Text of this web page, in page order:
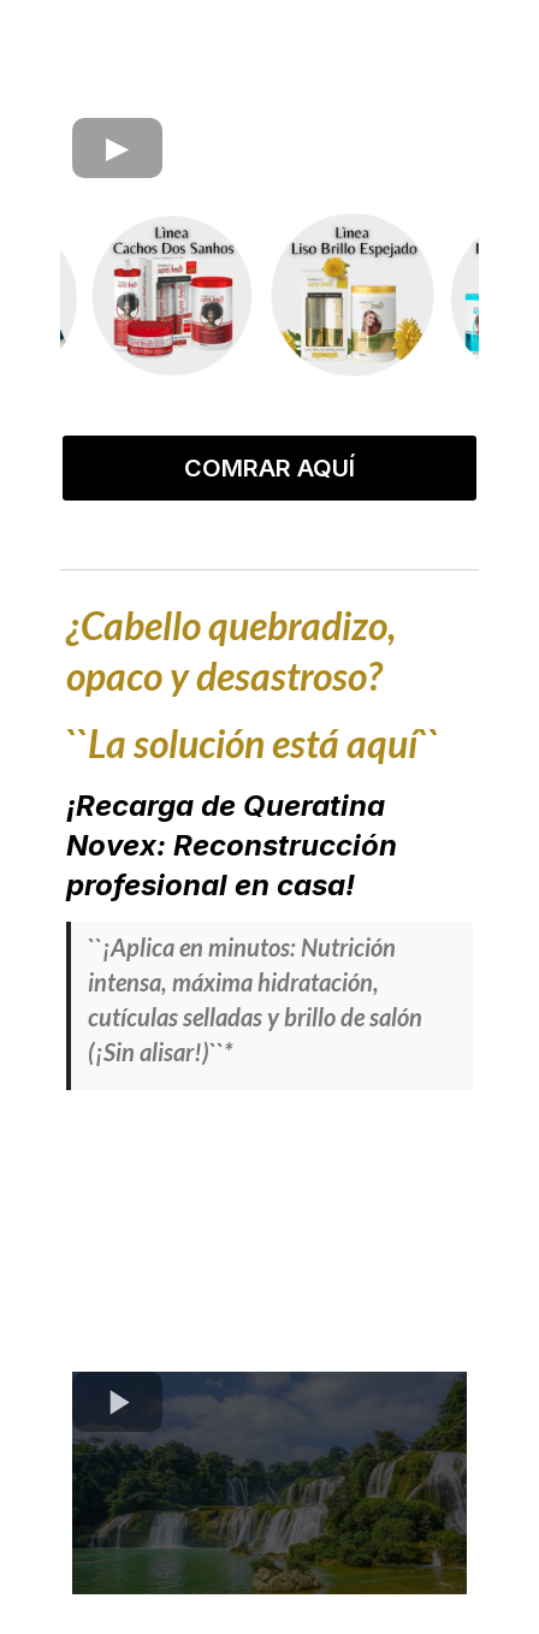
COMRAR AQUÍ
¿Cabello quebradizo,
opaco y desastroso?
``La solución está aquí``
¡Recarga de Queratina
Novex: Reconstrucción
profesional en casa!
``¡Aplica en minutos: Nutrición
intensa, máxima hidratación,
cutículas selladas y brillo de salón
(¡Sin alisar!)``*